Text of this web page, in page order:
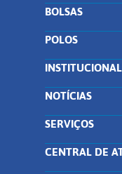
BOLSAS
POLOS
INSTITUCIONAL
NOTÍCIAS
SERVIÇOS
CENTRAL DE